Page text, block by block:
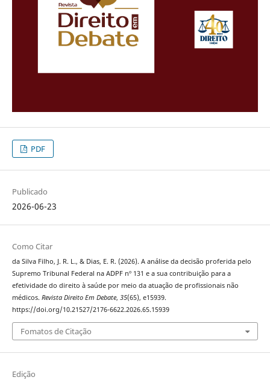
PDF
Publicado
2026-06-23
Como Citar
da Silva Filho, J. R. L., & Dias, E. R. (2026). A análise da decisão proferida pelo
Supremo Tribunal Federal na ADPF nº 131 e a sua contribuição para a
efetividade do direito à saúde por meio da atuação de profissionais não
médicos. Revista Direito Em Debate, 35(65), e15939.
https://doi.org/10.21527/2176-6622.2026.65.15939
Fomatos de Citação
Edição